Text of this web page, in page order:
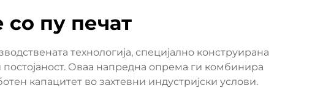
пу печат
технологија, специјално конструирана
Оваа напредна опрема ги комбинира
капацитет во захтевни индустријски услови.